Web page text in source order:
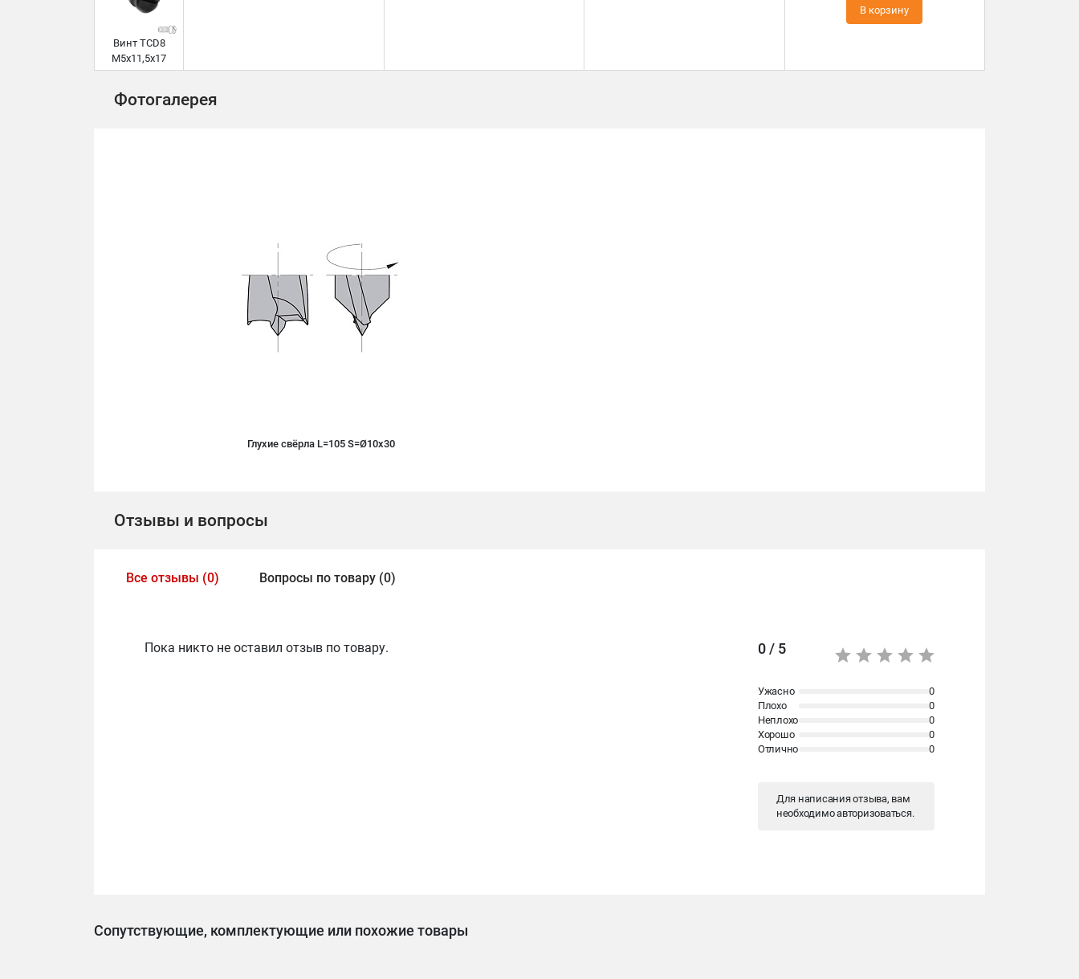
Винт TCD8
M5x11,5x17
В корзину
Фотогалерея
Глухие свёрла L=105 S=Ø10x30
Отзывы и вопросы
Все отзывы (0) Вопросы по товару (0)
Пока никто не оставил отзыв по товару. 0 / 5
Ужасно
0
Плохо
0
Неплохо
0
Хорошо
0
Отлично
0
Для написания отзыва, вам
необходимоавторизоваться.
Сопутствующие, комплектующие или похожие товары